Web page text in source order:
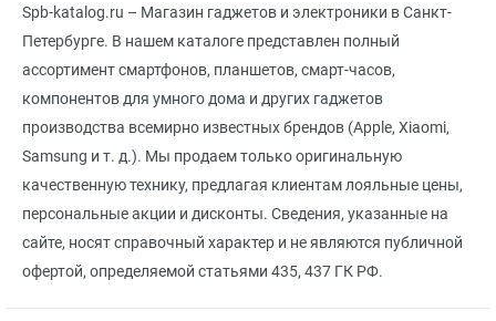
Spb-katalog.ru – Магазин гаджетов и электроники в Санкт-
Петербурге. В нашем каталоге представлен полный
ассортимент смартфонов, планшетов, смарт-часов,
компонентов для умного дома и других гаджетов
производства всемирно известных брендов (Apple, Xiaomi,
Samsung и т. д.). Мы продаем только оригинальную
качественную технику, предлагая клиентам лояльные цены,
персональные акции и дисконты. Сведения, указанные на
сайте, носят справочный характер и не являются публичной
офертой, определяемой статьями 435, 437 ГК РФ.